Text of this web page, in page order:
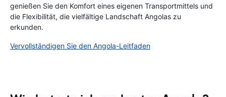
genießen Sie den Komfort eines eigenen Transportmittels und
die Flexibilität, die vielfältige Landschaft Angolas zu
erkunden.
Vervollständigen Sie den Angola-Leitfaden